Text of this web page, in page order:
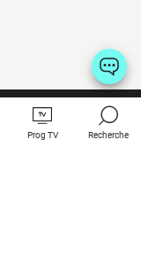
Prog TV Recherche